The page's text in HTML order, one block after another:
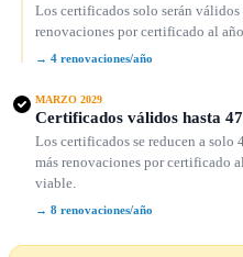
Los certificados solo serán
renovaciones por certificado al año.
→ 4 renovaciones/año
MARZO 2029
Certificados válidos hasta
Los certificados se reducen a solo
más renovaciones por certificado
viable.
→ 8 renovaciones/año